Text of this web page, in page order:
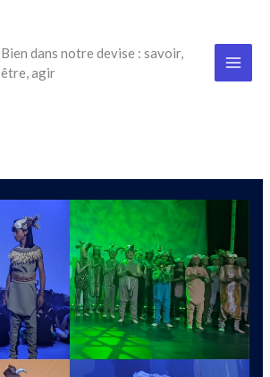
Bien dans notre devise : savoir,
être, agir